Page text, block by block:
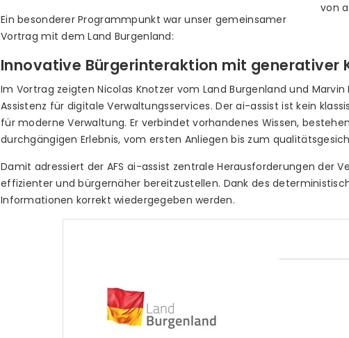
von
Ein besonderer Programmpunkt war unser gemeinsamer
Vortrag mit dem Land Burgenland:
Innovative Bürgerinteraktion mit generativer
Im Vortrag zeigten Nicolas Knotzer vom Land Burgenland und
Assistenz für digitale Verwaltungsservices. Der ai-assist ist kein
für moderne Verwaltung. Er verbindet vorhandenes Wissen,
durchgängigen Erlebnis, vom ersten Anliegen bis zum
Damit adressiert der AFS ai-assist zentrale Herausforderungen der
effizienter und bürgernäher bereitzustellen. Dank des
Informationen korrekt wiedergegeben werden.